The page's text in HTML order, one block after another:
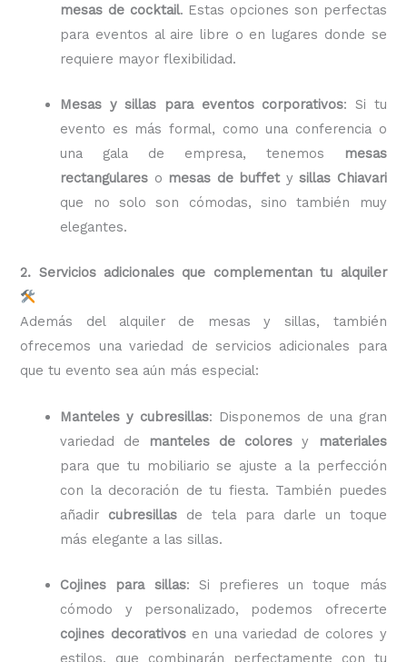
mesas de cocktail. Estas opciones son perfectas
para eventos al aire libre o en lugares donde se
requiere mayor flexibilidad.
Mesas y sillas para eventos corporativos: Si tu
evento es más formal, como una conferencia o
una gala de empresa, tenemos
mesas
rectangulares o mesas de buffetysillas Chiavari
que no solo son cómodas, sino también muy
elegantes.
2. Servicios adicionales que complementan tu alquiler
Además del alquiler de mesas y sillas, también
ofrecemos una variedad de servicios adicionales para
que tu evento sea aún más especial:
Manteles y cubresillas: Disponemos de una gran
variedad de manteles de colores y
materiales
para que tu mobiliario se ajuste a la perfección
con la decoración de tu fiesta. También puedes
añadir cubresillas de tela para darle un toque
más elegante a las sillas.
Cojines para sillas: Si prefieres un toque más
cómodo y personalizado, podemos ofrecerte
cojines decorativosen una variedad de colores y
estilos, que combinarán perfectamente con tu